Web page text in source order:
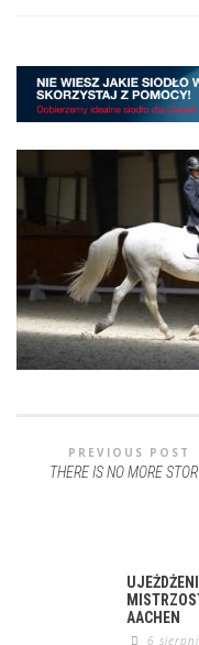
PREVIOUS POST
THERE IS NO MORE
AACHEN
6